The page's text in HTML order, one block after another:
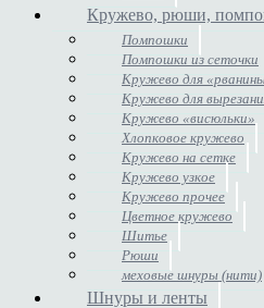
Кружево, рюши,
Помпошки
Помпошки из сеточки
Кружево для
Кружево для
Кружево «висюльки»
Хлопковое кружево
Кружево на сетке
Кружево узкое
Кружево прочее
Цветное кружево
Шитье
Рюши
меховые шнуры (нити)
Шнуры и ленты